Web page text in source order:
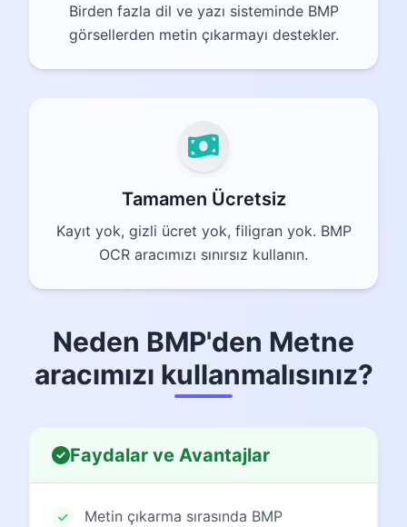
Birden fazla dil ve yazı sisteminde BMP
görsellerden metin çıkarmayı destekler.
Tamamen Ücretsiz
Kayıt yok, gizli ücret yok, filigran yok. BMP
OCR aracımızı sınırsız kullanın.
Neden BMP'den Metne
aracımızı kullanmalısınız?
Faydalar ve Avantajlar
Metin çıkarma sırasında BMP